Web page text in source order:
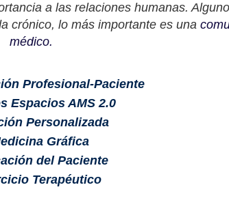
a las relaciones humanas.
crónico, lo más importante es una
médico.
Profesional-Paciente
Espacios AMS 2.0
Personalizada
Gráfica
del Paciente
Terapéutico